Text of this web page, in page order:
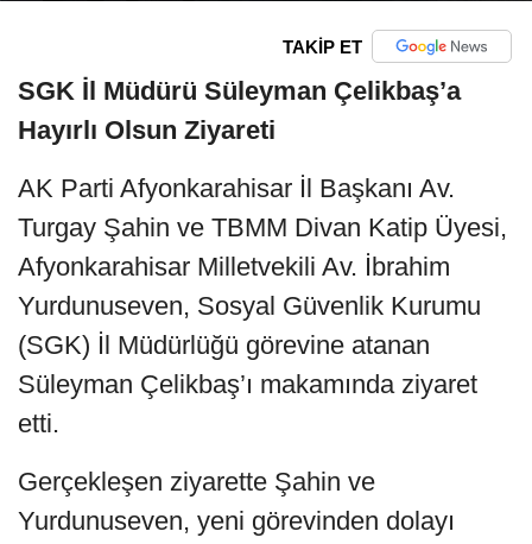
TAKİP ET
SGK İl Müdürü Süleyman Çelikbaş’a
Hayırlı Olsun Ziyareti
AK Parti Afyonkarahisar İl Başkanı Av.
Turgay Şahin ve TBMM Divan Katip Üyesi,
Afyonkarahisar Milletvekili Av. İbrahim
Yurdunuseven, Sosyal Güvenlik Kurumu
(SGK) İl Müdürlüğü görevine atanan
Süleyman Çelikbaş’ı makamında ziyaret
etti.
Gerçekleşen ziyarette Şahin ve
Yurdunuseven, yeni görevinden dolayı